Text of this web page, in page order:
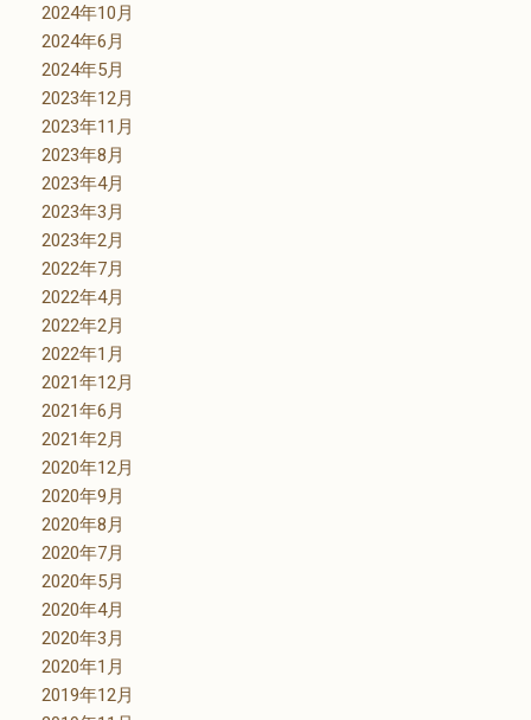
2024年10月
2024年6月
2024年5月
2023年12月
2023年11月
2023年8月
2023年4月
2023年3月
2023年2月
2022年7月
2022年4月
2022年2月
2022年1月
2021年12月
2021年6月
2021年2月
2020年12月
2020年9月
2020年8月
2020年7月
2020年5月
2020年4月
2020年3月
2020年1月
2019年12月